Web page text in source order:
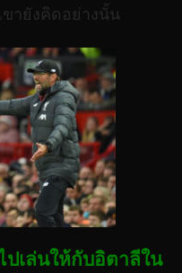
ขายังคิดอย่างนั้น
ปเล่นให้กับอิตาลีใน